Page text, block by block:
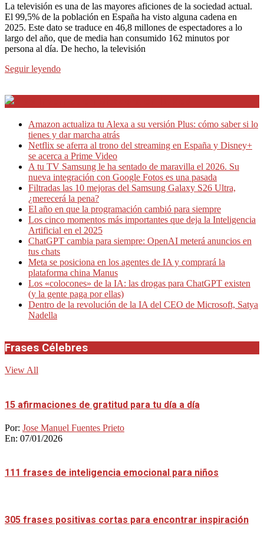
La televisión es una de las mayores aficiones de la sociedad actual.
El 99,5% de la población en España ha visto alguna cadena en
2025. Este dato se traduce en 46,8 millones de espectadores a lo
largo del año, que de media han consumido 162 minutos por
persona al día. De hecho, la televisión
Seguir leyendo
Amazon actualiza tu Alexa a su versión Plus: cómo saber si lo
tienes y dar marcha atrás
Netflix se aferra al trono del streaming en España y Disney+
se acerca a Prime Video
A tu TV Samsung le ha sentado de maravilla el 2026. Su
nueva integración con Google Fotos es una pasada
Filtradas las 10 mejoras del Samsung Galaxy S26 Ultra,
¿merecerá la pena?
El año en que la programación cambió para siempre
Los cinco momentos más importantes que deja la Inteligencia
Artificial en el 2025
ChatGPT cambia para siempre: OpenAI meterá anuncios en
tus chats
Meta se posiciona en los agentes de IA y comprará la
plataforma china Manus
Los «colocones» de la IA: las drogas para ChatGPT existen
(y la gente paga por ellas)
Dentro de la revolución de la IA del CEO de Microsoft, Satya
Nadella
Frases Célebres
View All
15 afirmaciones de gratitud para tu día a día
Por: Jose Manuel Fuentes Prieto
En: 07/01/2026
111 frases de inteligencia emocional para niños
305 frases positivas cortas para encontrar inspiración